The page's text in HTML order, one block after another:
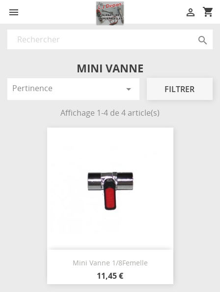
 shopping_cart


MINI VANNE
Pertinence  FILTRER
Affichage 1-4 de 4 article(s)
Mini Vanne 1/8Femelle
11,45 €